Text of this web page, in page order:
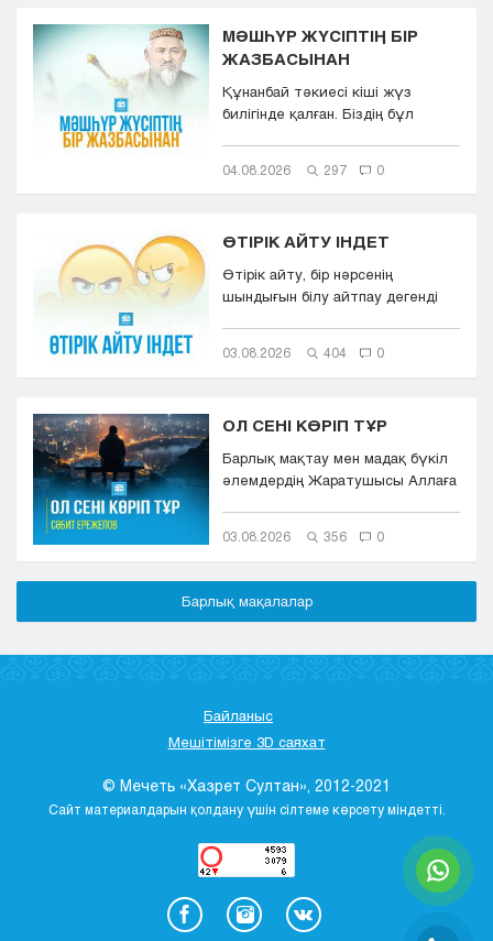
МӘШҺҮР ЖҮСІПТІҢ БІР
ЖАЗБАСЫНАН
Құнанбай тәкиесі кіші жүз
билігінде қалған. Біздің бұл
04.08.2026 297 0
ӨТІРІК АЙТУ ІНДЕТ
Өтірік айту, бір нәрсенің
шындығын білу айтпау дегенді
03.08.2026 404 0
ОЛ СЕНІ КӨРІП ТҰР
Барлық мақтау мен мадақ бүкіл
әлемдердің Жаратушысы Аллаға
03.08.2026 356 0
Барлық мақалалар
Байланыс
Мешітімізге 3D саяхат
© Мечеть «Хазрет Султан», 2012-2021
Сайт материалдарын қолдану үшін сілтеме көрсету міндетті.